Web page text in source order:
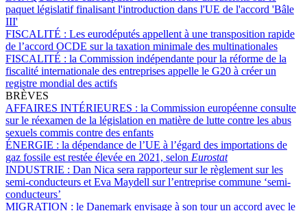
paquet législatif finalisant l'introduction dans l'UE de l'accord 'Bâle
III'
FISCALITÉ : Les eurodéputés appellent à une transposition rapide
de l’accord OCDE sur la taxation minimale des multinationales
FISCALITÉ : la Commission indépendante pour la réforme de la
fiscalité internationale des entreprises appelle le G20 à créer un
registre mondial des actifs
BRÈVES
AFFAIRES INTÉRIEURES : la Commission européenne consulte
sur le réexamen de la législation en matière de lutte contre les abus
sexuels commis contre des enfants
ÉNERGIE : la dépendance de l’UE à l’égard des importations de
gaz fossile est restée élevée en 2021, selon Eurostat
INDUSTRIE : Dan Nica sera rapporteur sur le règlement sur les
semi-conducteurs et Eva Maydell sur l’entreprise commune ‘semi-
conducteurs’
MIGRATION : le Danemark envisage à son tour un accord avec le